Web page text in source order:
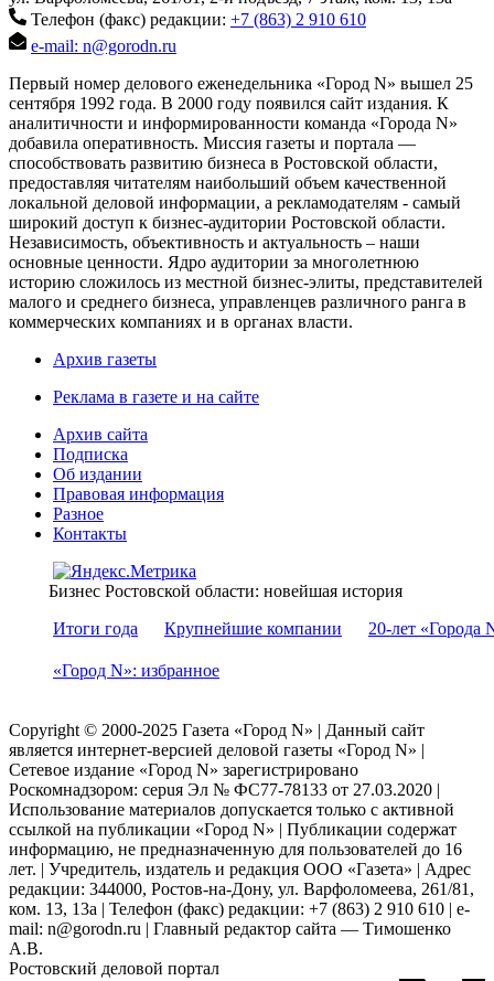
Телефон (факс) редакции: +7 (863) 2 910 610
e-mail: n@gorodn.ru
Первый номер делового еженедельника «Город N» вышел 25
сентября 1992 года. В 2000 году появился сайт издания. К
аналитичности и информированности команда «Города N»
добавила оперативность. Миссия газеты и портала —
способствовать развитию бизнеса в Ростовской области,
предоставляя читателям наибольший объем качественной
локальной деловой информации, а рекламодателям - самый
широкий доступ к бизнес-аудитории Ростовской области.
Независимость, объективность и актуальность – наши
основные ценности. Ядро аудитории за многолетнюю
историю сложилось из местной бизнес-элиты, представителей
малого и среднего бизнеса, управленцев различного ранга в
коммерческих компаниях и в органах власти.
Архив газеты
Реклама в газете и на сайте
Архив сайта
Подписка
Об издании
Правовая информация
Разное
Контакты
Бизнес Ростовской области: новейшая история
Итоги года
Крупнейшие компании 20-лет «Города
«Город N»: избранное
Copyright © 2000-2025 Газета «Город N» | Данный сайт
является интернет-версией деловой газеты «Город N» |
Сетевое издание «Город N» зарегистрировано
Роскомнадзором: серuя Эл № ФС77-78133 от 27.03.2020 |
Использование материалов допускается только с активной
ссылкой на публикации «Город N» | Публикации содержат
информацию, не предназначенную для пользователей до 16
лет. | Учредитель, издатель и редакция ООО «Газета» | Адрес
редакции: 344000, Ростов-на-Дону, ул. Варфоломеева, 261/81,
ком. 13, 13а | Телефон (факс) редакции: +7 (863) 2 910 610 | e-
mail: n@gorodn.ru | Главный редактор сайта — Тимошенко
А.В.
Ростовский деловой портал